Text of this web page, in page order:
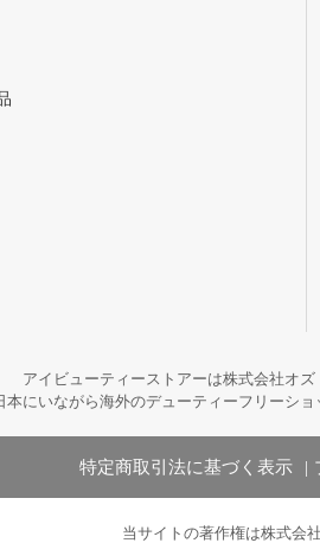
アイビューティーストアーは株式会社オ
本にいながら海外のデューティーフリーシ
特定商取引法に基づく表示
当サイトの著作権は株式会